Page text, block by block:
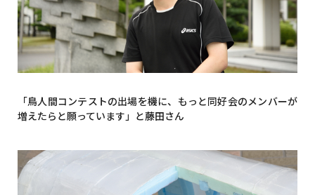
「鳥人間コンテストの出場を機に、もっと同好会のメンバーが
増えたらと願っています」と藤田さん